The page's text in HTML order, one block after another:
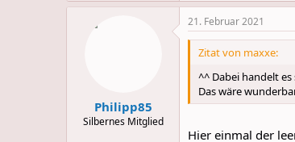
a
c
t
n
:
Philipp85
Silbernes Mitglied
21. Februar 2021
Zitat von maxxe:
^^ Dabei handelt
Das wäre
Hier einmal der